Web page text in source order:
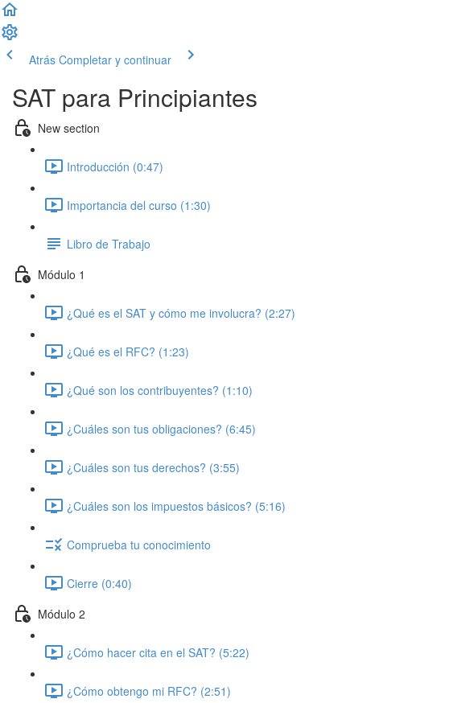
Atrás Completar y continuar
SAT para Principiantes
New section
Introducción (0:47)
Importancia del curso (1:30)
Libro de Trabajo
Módulo 1
¿Qué es el SAT y cómo me involucra? (2:27)
¿Qué es el RFC? (1:23)
¿Qué son los contribuyentes? (1:10)
¿Cuáles son tus obligaciones? (6:45)
¿Cuáles son tus derechos? (3:55)
¿Cuáles son los impuestos básicos? (5:16)
Comprueba tu conocimiento
Cierre (0:40)
Módulo 2
¿Cómo hacer cita en el SAT? (5:22)
¿Cómo obtengo mi RFC? (2:51)